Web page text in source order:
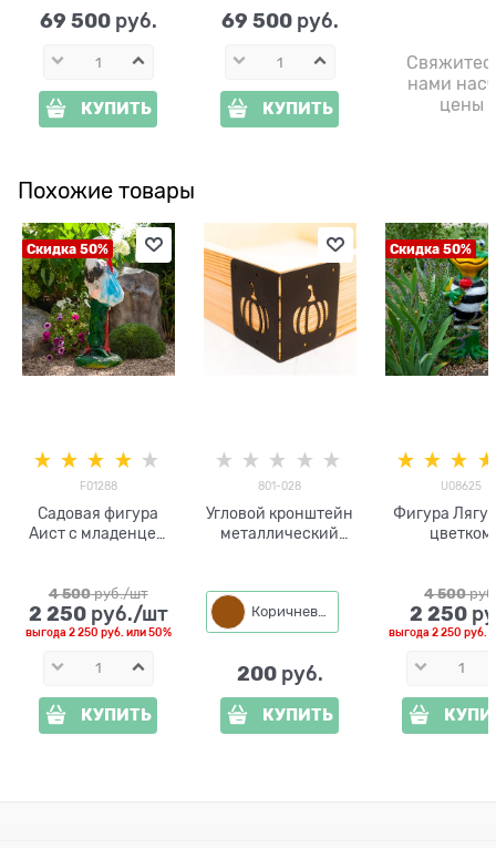
69 500 руб.
КУПИТЬ
скульптура для
69 500 руб.
КУПИТЬ
нами
цены
Похожие товары
Скидка 50%
F01288
Садовая фигура
Аист с младенцем
4 500 руб./шт
2 250 руб./шт
выгода 2 250 руб. или50%
КУПИТЬ
801-028
Угловой кронштейн
металлический
Коричневый
200 руб.
КУПИТЬ
Скидка 50%
U08625
Фигура
цветком
4 500
2 250
выгода 2 250 руб.